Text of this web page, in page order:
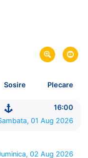
Florida, SUA
Sosire Plecare
16:00
01 Aug 2026
02 Aug 2026